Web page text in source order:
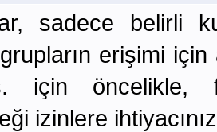
sadece belirli
erişimi
için öncelikle,
izinlere